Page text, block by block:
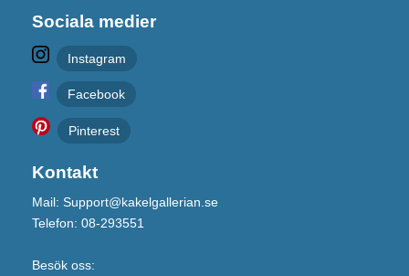
Sociala medier
Instagram
Facebook
Pinterest
Kontakt
Mail: Support@kakelgallerian.se
Telefon: 08-293551
Besök oss: